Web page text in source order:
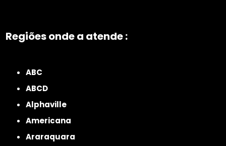
Regiões onde a atende :
ABC
ABCD
Alphaville
Americana
Araraquara